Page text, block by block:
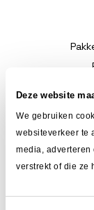
Deze website
We gebruiken
websiteverkeer te
media, adverteren
verstrekt of die ze